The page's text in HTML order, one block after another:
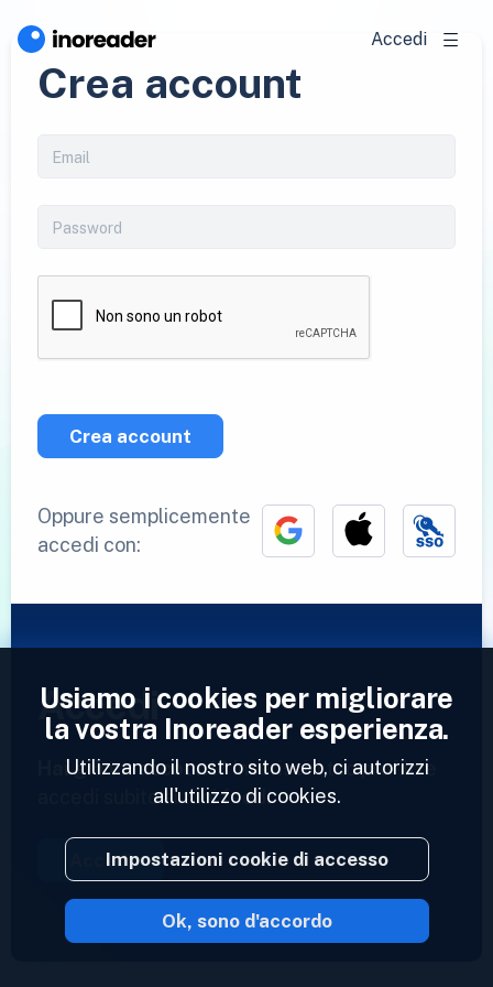
Accedi
Crea account
Crea account
Oppure semplicemente
accedi con:
Accedi
Hai già un account?Inserisci il tuo profilo e
accedi subito ai tuoi feed.
Accedi
2023 © Inoreader
Usiamo i cookies per migliorare
la vostra Inoreader esperienza.
Utilizzando il nostro sito web, ci autorizzi
all'utilizzo di cookies.
Impostazioni cookie di accesso
Ok, sono d'accordo